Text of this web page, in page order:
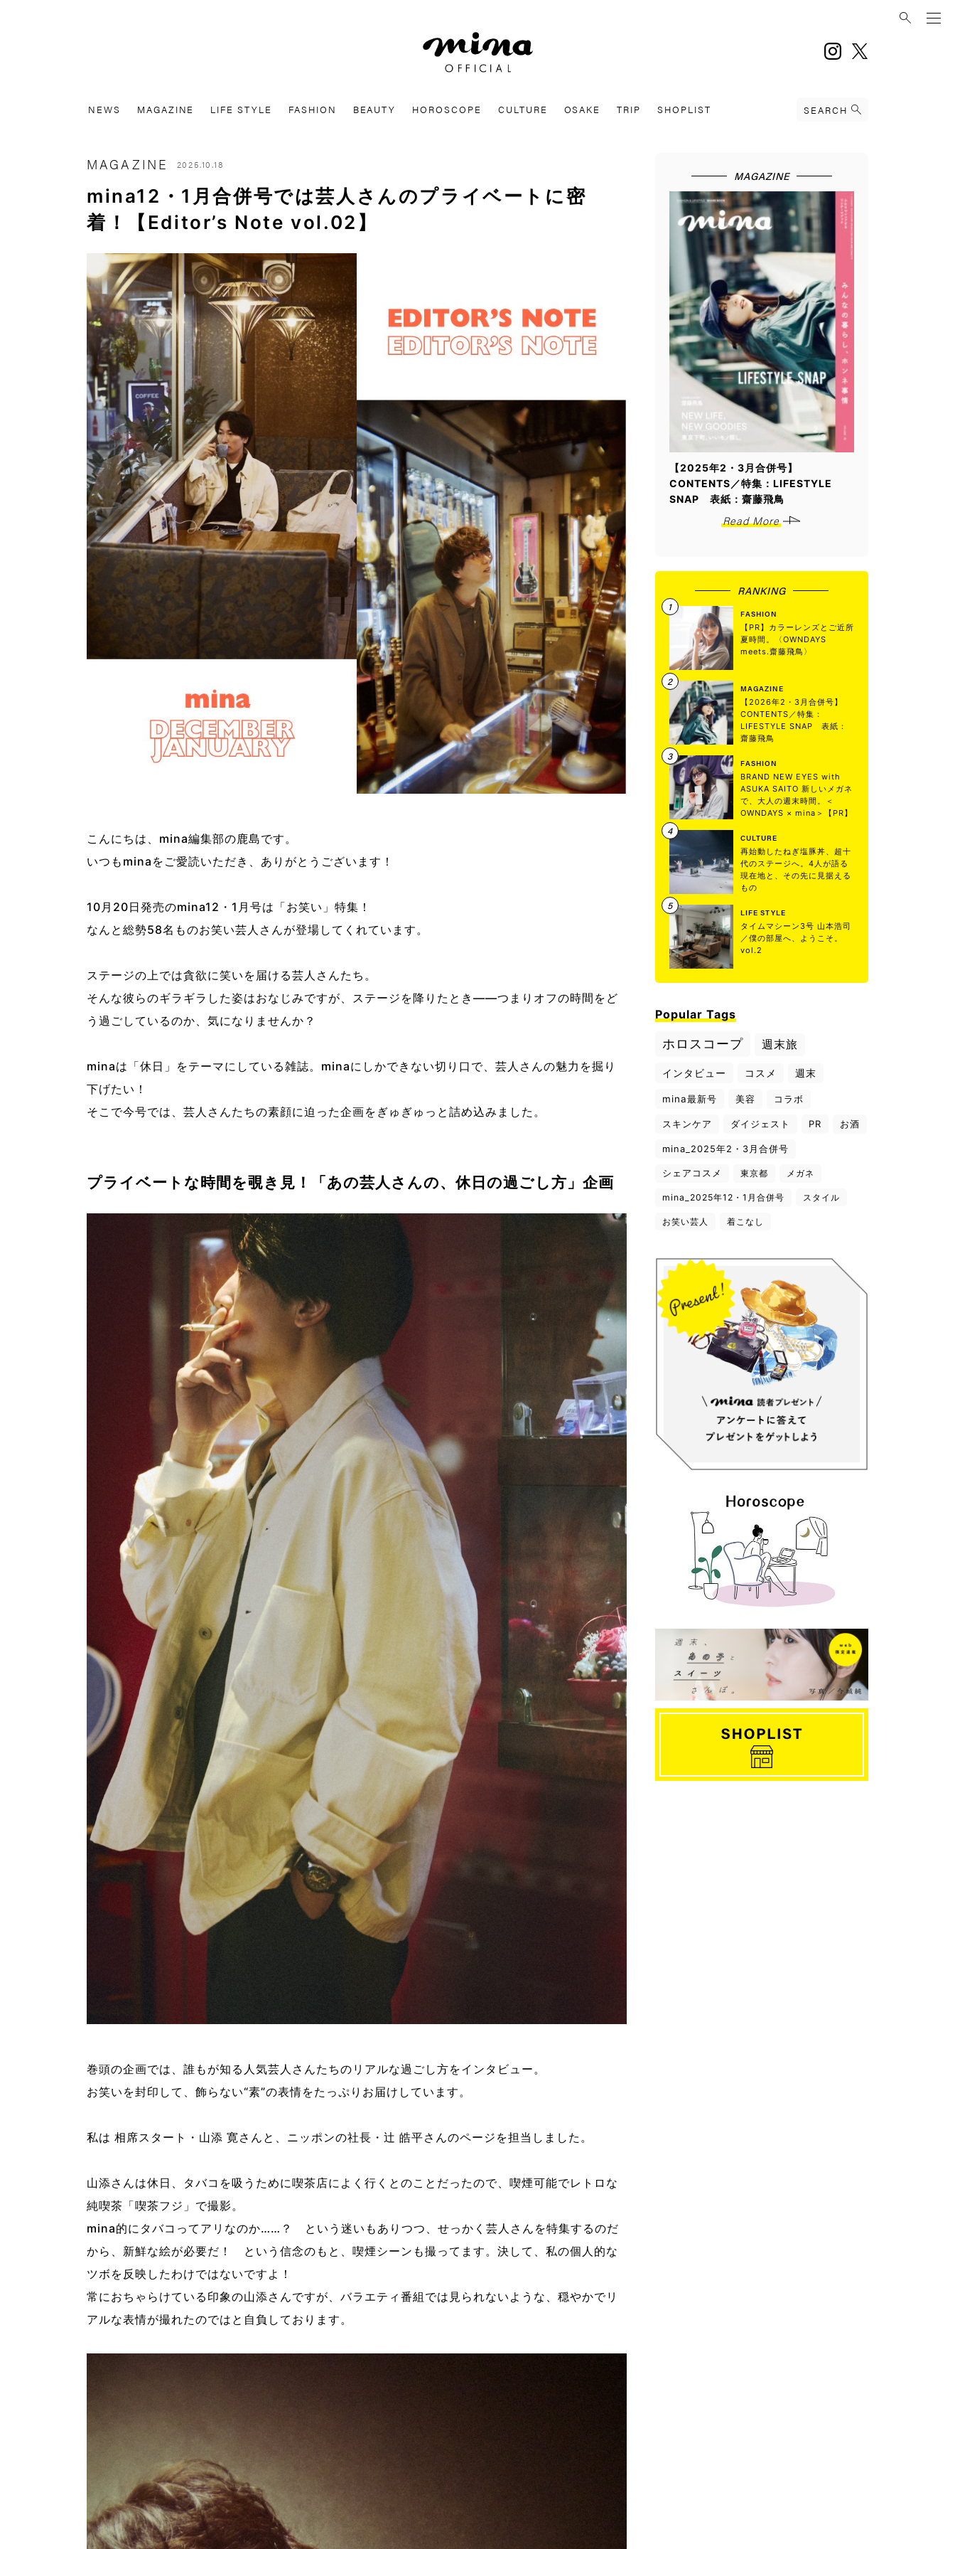
instagram
NEWS MAGAZINE LIFE STYLE FASHION BEAUTY HOROSCOPE CULTURE OSAKE TRIP SHOPLIST SEARCH
MAGAZINE 2025.10.18
mina12・1月合併号では芸人さんのプライベートに密
着！【Editor’s Note vol.02】
こんにちは、mina編集部の鹿島です。
いつもminaをご愛読いただき、ありがとうございます！
10月20日発売のmina12・1月号は「お笑い」特集！
なんと総勢58名ものお笑い芸人さんが登場してくれています。
ステージの上では貪欲に笑いを届ける芸人さんたち。
そんな彼らのギラギラした姿はおなじみですが、ステージを降りたとき——つまりオフの時間をど
う過ごしているのか、気になりませんか？
minaは「休日」をテーマにしている雑誌。minaにしかできない切り口で、芸人さんの魅力を掘り
下げたい！
そこで今号では、芸人さんたちの素顔に迫った企画をぎゅぎゅっと詰め込みました。
プライベートな時間を覗き見！「あの芸人さんの、休日の過ごし方」企画
巻頭の企画では、誰もが知る人気芸人さんたちのリアルな過ごし方をインタビュー。
お笑いを封印して、飾らない“素”の表情をたっぷりお届けしています。
私は 相席スタート・山添 寛さんと、ニッポンの社長・辻 皓平さんのページを担当しました。
山添さんは休日、タバコを吸うために喫茶店によく行くとのことだったので、喫煙可能でレトロな
純喫茶「喫茶フジ」で撮影。
mina的にタバコってアリなのか……？ という迷いもありつつ、せっかく芸人さんを特集するのだ
から、新鮮な絵が必要だ！ という信念のもと、喫煙シーンも撮ってます。決して、私の個人的な
ツボを反映したわけではないですよ！
常におちゃらけている印象の山添さんですが、バラエティ番組では見られないような、穏やかでリ
アルな表情が撮れたのではと自負しております。
MAGAZINE
【2025年2・3月合併号】
CONTENTS／特集：LIFESTYLE
SNAP 表紙：齋藤飛鳥
Read More
RANKING
FASHION
【PR】カラーレンズとご近所
夏時間。〈OWNDAYS
meets.齋藤飛鳥〉
MAGAZINE
【2026年2・3月合併号】
CONTENTS／特集：
LIFESTYLE SNAP 表紙：
齋藤飛鳥
FASHION
BRAND NEW EYES with
ASUKA SAITO 新しいメガネ
で、大人の週末時間。＜
OWNDAYS × mina＞【PR】
CULTURE
再始動したねぎ塩豚丼、超十
代のステージへ。4人が語る
現在地と、その先に見据える
もの
LIFE STYLE
タイムマシーン3号 山本浩司
／僕の部屋へ、ようこそ。
vol.2
Popular Tags
ホロスコープ 週末旅
インタビュー コスメ 週末
mina最新号 美容 コラボ
スキンケア ダイジェスト PR お酒
mina_2025年2・3月合併号
シェアコスメ 東京都 メガネ
mina_2025年12・1月合併号 スタイル
お笑い芸人 着こなし